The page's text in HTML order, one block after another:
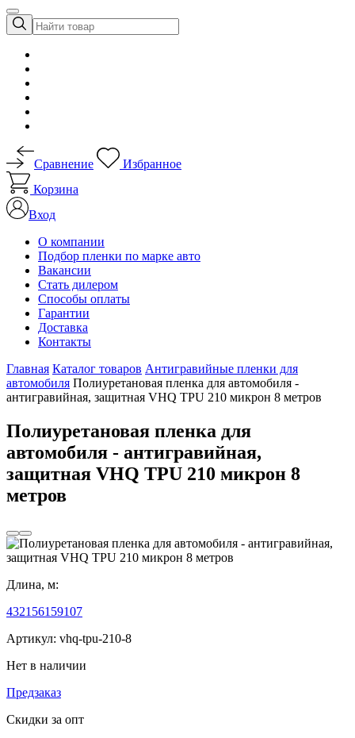
Сравнение
Избранное
Корзина
Вход
О компании
Подбор пленки по марке авто
Вакансии
Стать дилером
Способы оплаты
Гарантии
Доставка
Контакты
Главная Каталог товаров Антигравийные пленки для
автомобиля Полиуретановая пленка для автомобиля -
антигравийная, защитная VHQ TPU 210 микрон 8 метров
Полиуретановая пленка для
автомобиля - антигравийная,
защитная VHQ TPU 210 микрон 8
метров
Длина, м:
4321561 59107
Артикул: vhq-tpu-210-8
Нет в наличии
Предзаказ
Скидки за опт